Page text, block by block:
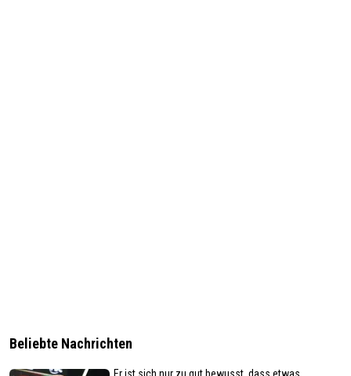
Beliebte Nachrichten